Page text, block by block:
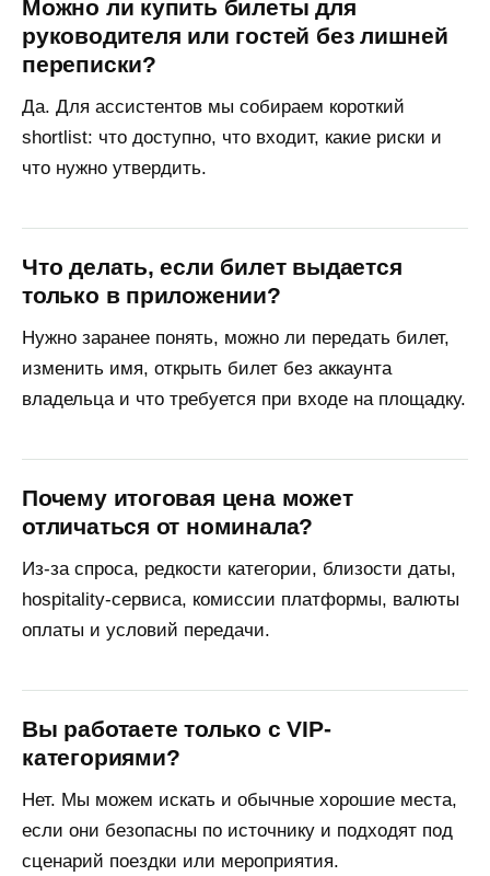
Можно ли купить билеты для
руководителя или гостей без лишней
переписки?
Да. Для ассистентов мы собираем короткий
shortlist: что доступно, что входит, какие риски и
что нужно утвердить.
Что делать, если билет выдается
только в приложении?
Нужно заранее понять, можно ли передать билет,
изменить имя, открыть билет без аккаунта
владельца и что требуется при входе на площадку.
Почему итоговая цена может
отличаться от номинала?
Из-за спроса, редкости категории, близости даты,
hospitality-сервиса, комиссии платформы, валюты
оплаты и условий передачи.
Вы работаете только с VIP-
категориями?
Нет. Мы можем искать и обычные хорошие места,
если они безопасны по источнику и подходят под
сценарий поездки или мероприятия.